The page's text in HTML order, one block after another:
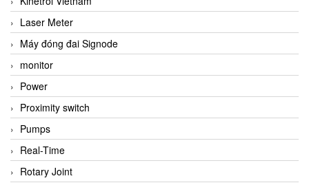
Laser Meter
Máy đóng đai Signode
monitor
Power
Proximity switch
Pumps
Real-Time
Rotary Joint